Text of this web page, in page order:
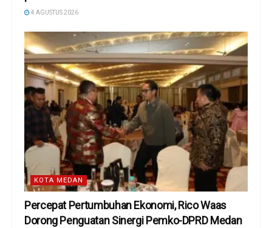
4 AGUSTUS 2026
KOTA MEDAN
Percepat Pertumbuhan Ekonomi, Rico Waas
Dorong Penguatan Sinergi Pemko-DPRD Medan